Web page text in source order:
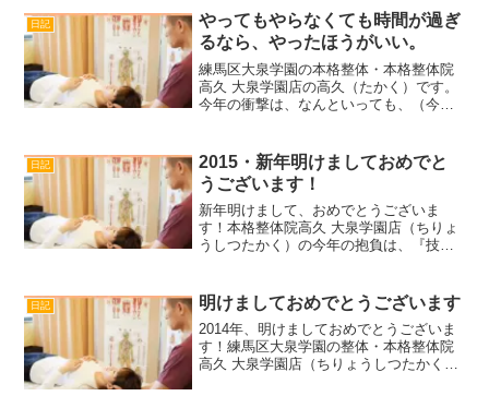
期待に応えるよう、技術と人格のレベル
アップに励んで参りますの...
日記
やってもやらなくても時間が過ぎ
るなら、やったほうがいい。
練馬区大泉学園の本格整体・本格整体院
高久 大泉学園店の高久（たかく）です。
今年の衝撃は、なんといっても、（今度
ほんとにこの事実には衝撃を受けまし
た。時間はあっという間...
日記
2015・新年明けましておめでと
うございます！
新年明けまして、おめでとうございま
す！本格整体院高久 大泉学園店（ちりょ
うしつたかく）の今年の抱負は、『技の
れ方がどうの、では限界があります。日
常生活から変えてゆきます...
日記 明けましておめでとうございます
2014年、明けましておめでとうございま
す！練馬区大泉学園の整体・本格整体院
高久 大泉学園店（ちりょうしつたかく）